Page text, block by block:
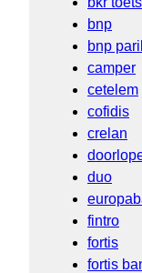
bnp
bnp
camper
cetelem
cofidis
crelan
duo
fintro
fortis
fortis